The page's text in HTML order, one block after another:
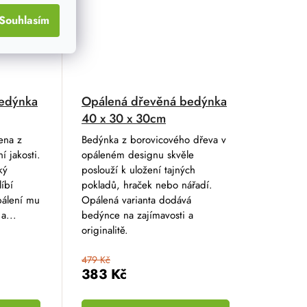
z
jakosti.
mu
Opálená dřevěná bedýnka
40 x 30 x 30cm
383 Kč
479 Kč
Bedýnka z borovicového dřeva v
opáleném designu skvěle
poslouží k uložení tajných
pokladů, hraček nebo nářadí.
Opálená varianta dodává
bedýnce na zajímavosti a
originalitě.